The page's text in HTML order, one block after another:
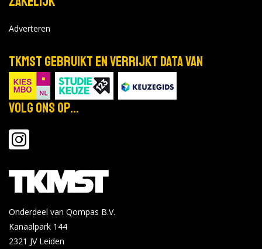
Adverteren
TKMST gebruikt en verrijkt data van
Volg ons op...
Onderdeel van Qompas B.V.
Kanaalpark 144
2321 JV Leiden